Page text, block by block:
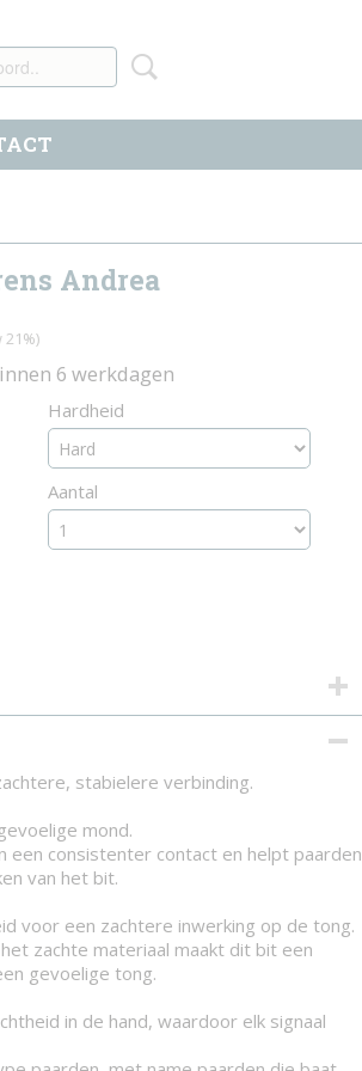
Andrea
6 werkdagen
Hardheid
Aantal
stabielere verbinding.
mond.
een consistenter contact en helpt paarden
van het bit.
voor een zachtere inwerking op de tong.
zachte materiaal maakt dit bit een
gevoelige tong.
in de hand, waardoor elk signaal